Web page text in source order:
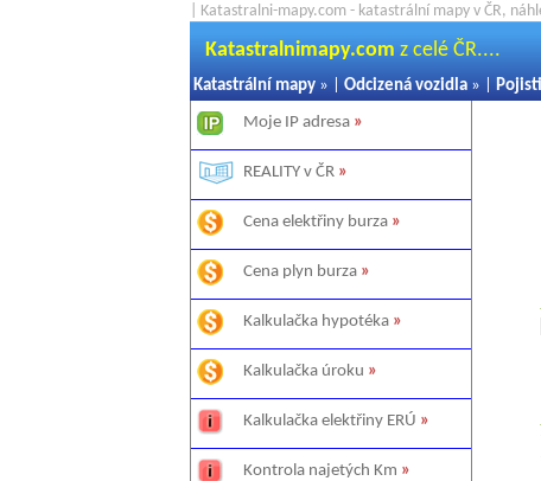
| Katastralni-mapy.com - katastrální mapy v ČR,
Katastralnimapy.com z celé ČR....
Katastrální mapy » | Odcizená vozidla » |
Moje IP adresa »
REALITY v ČR »
Cena elektřiny burza »
Cena plyn burza »
Kalkulačka hypotéka »
Kalkulačka úroku »
Kalkulačka elektřiny ERÚ »
Kontrola najetých Km »